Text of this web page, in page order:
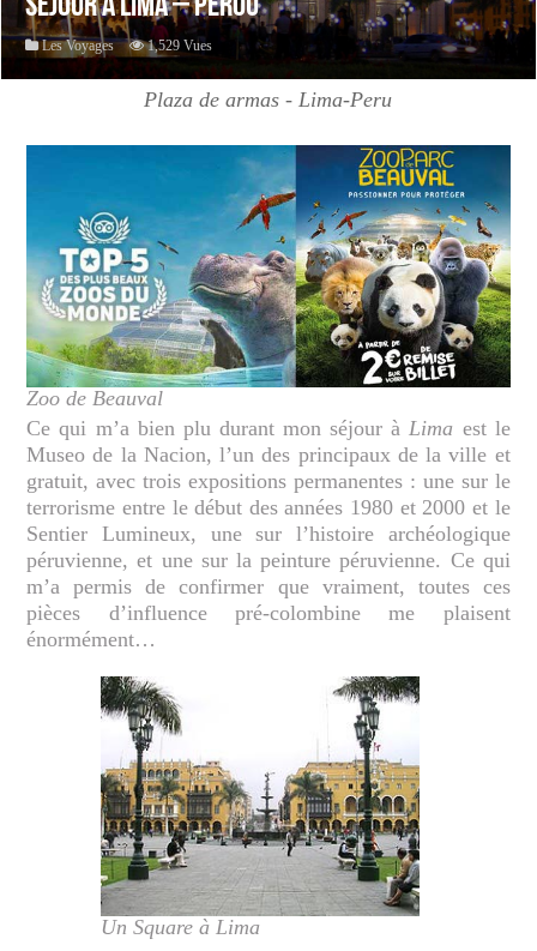
Sejour à Lima – Pérou
Les Voyages 1,529 Vues
Plaza de armas - Lima-Peru
Zoo de Beauval
Ce qui m’a bien plu durant mon séjour àLima est le
Museo de la Nacion, l’un des principaux de la ville et
gratuit, avec trois expositions permanentes : une sur le
terrorisme entre le début des années 1980 et 2000 et le
Sentier Lumineux, une sur l’histoire archéologique
péruvienne, et une sur la peinture péruvienne. Ce qui
m’a permis de confirmer que vraiment, toutes ces
pièces d’influence pré-colombine me plaisent
énormément…
Un Square à Lima